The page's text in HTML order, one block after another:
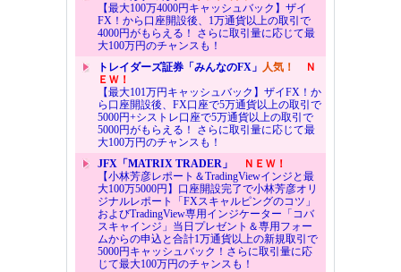
【最大100万4000円キャッシュバック】ザイ
FX！から口座開設後、1万通貨以上の取引で
4000円がもらえる！ さらに取引量に応じて最
大100万円のチャンスも！
トレイダーズ証券「みんなのFX」 人気！
Ｎ
ＥＷ！
【最大101万円キャッシュバック】ザイFX！か
ら口座開設後、FX口座で5万通貨以上の取引で
5000円+シストレ口座で5万通貨以上の取引で
5000円がもらえる！ さらに取引量に応じて最
大100万円のチャンスも！
JFX「MATRIX TRADER」
ＮＥＷ！
【小林芳彦レポート＆TradingViewインジと最
大100万5000円】口座開設完了で小林芳彦オリ
ジナルレポート「FXスキャルピングのコツ」
およびTradingView専用インジケーター「コバ
スキャインジ」当日プレゼント＆専用フォー
ムからの申込と合計1万通貨以上の新規取引で
5000円キャッシュバック！さらに取引量に応
じて最大100万円のチャンスも！